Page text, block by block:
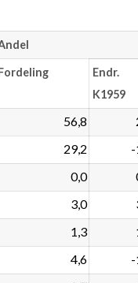
Endr.
K1959
56,8
29,2 -
0,0
3,0
1,3
4,6 -